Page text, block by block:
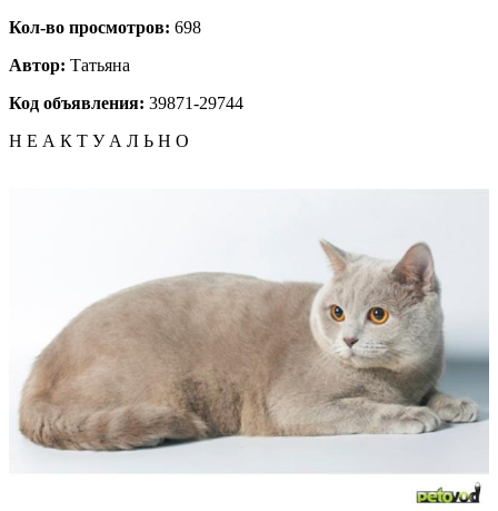
Кол-во просмотров: 698
Автор: Татьяна
Код объявления: 39871-29744
Н Е А К Т У А Л Ь Н О